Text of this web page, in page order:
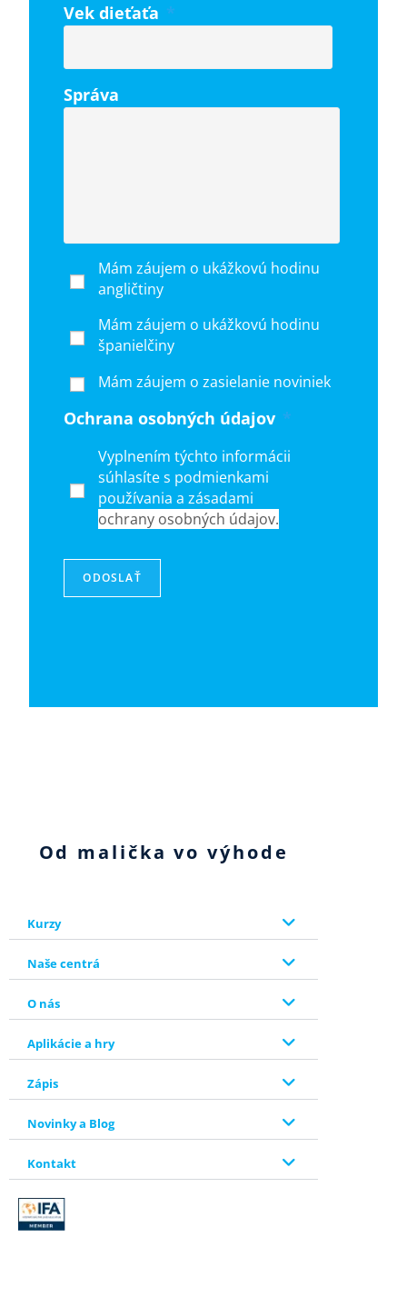
Vek dieťaťa *
Správa
Mám záujem o ukážkovú hodinu
angličtiny
Mám záujem o ukážkovú hodinu
španielčiny
Mám záujem o zasielanie noviniek
Ochrana osobných údajov *
Vyplnením týchto informácii
súhlasíte s podmienkami
používania a zásadami
ochrany osobných údajov.
ODOSLAŤ
Od malička vo výhode
Kurzy
Naše centrá
O nás
Aplikácie a hry
Zápis
Novinky a Blog
Kontakt